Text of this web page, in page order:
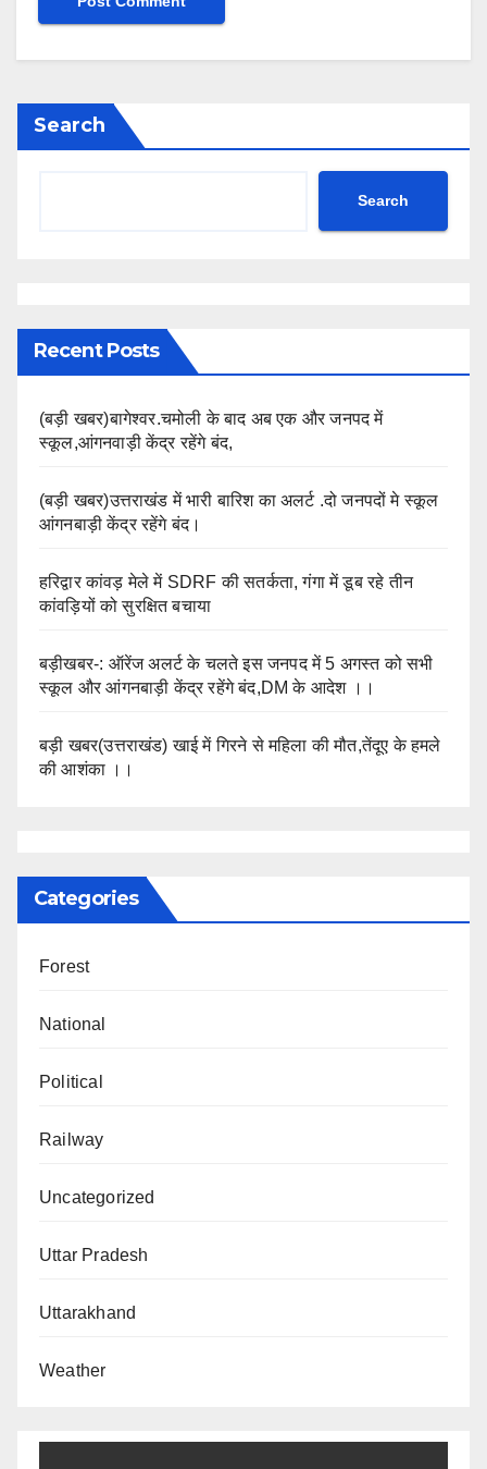
Search
Search
Recent Posts
(बड़ी खबर)बागेश्वर.चमोली के बाद अब एक और जनपद में
स्कूल,आंगनवाड़ी केंद्र रहेंगे बंद,
(बड़ी खबर)उत्तराखंड में भारी बारिश का अलर्ट .दो जनपदों मे स्कूल
आंगनबाड़ी केंद्र रहेंगे बंद।
हरिद्वार कांवड़ मेले में SDRF की सतर्कता, गंगा में डूब रहे तीन
कांवड़ियों को सुरक्षित बचाया
बड़ीखबर-: ऑरेंज अलर्ट के चलते इस जनपद में 5 अगस्त को सभी
स्कूल और आंगनबाड़ी केंद्र रहेंगे बंद,DM के आदेश ।।
बड़ी खबर(उत्तराखंड) खाई में गिरने से महिला की मौत,तेंदूए के हमले
की आशंका ।।
Categories
Forest
National
Political
Railway
Uncategorized
Uttar Pradesh
Uttarakhand
Weather